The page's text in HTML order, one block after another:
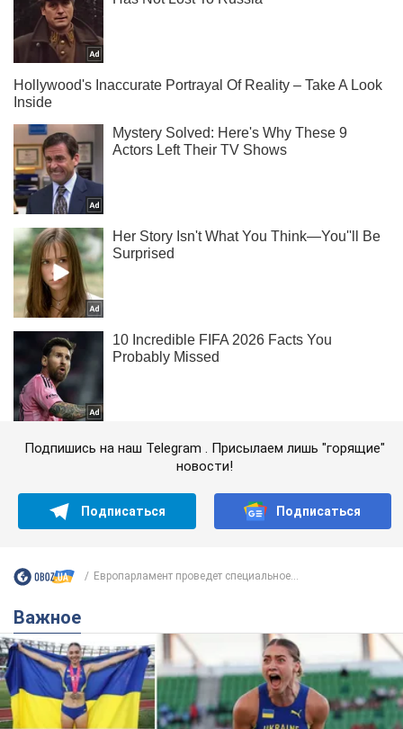
Подпишись на наш Telegram . Присылаем лишь "горящие"
новости!
Подписаться Подписаться
Европарламент проведет специальное...
Важное